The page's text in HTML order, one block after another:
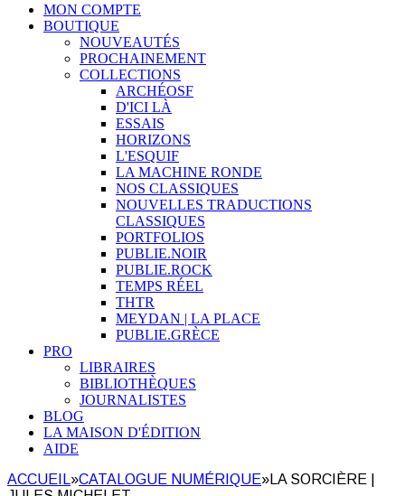
MON COMPTE
BOUTIQUE
NOUVEAUTÉS
PROCHAINEMENT
COLLECTIONS
ARCHÉOSF
D'ICI LÀ
ESSAIS
HORIZONS
L'ESQUIF
LA MACHINE RONDE
NOS CLASSIQUES
NOUVELLES TRADUCTIONS
CLASSIQUES
PORTFOLIOS
PUBLIE.NOIR
PUBLIE.ROCK
TEMPS RÉEL
THTR
MEYDAN | LA PLACE
PUBLIE.GRÈCE
PRO
LIBRAIRES
BIBLIOTHÈQUES
JOURNALISTES
BLOG
LA MAISON D'ÉDITION
AIDE
ACCUEIL»CATALOGUE NUMÉRIQUE» LA SORCIÈRE |